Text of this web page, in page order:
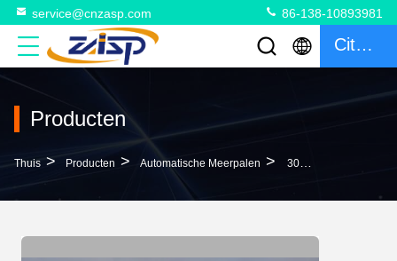
service@cnzasp.com 86-138-10893981
Citaat
Producten
Thuis > Producten > Automatische Meerpalen > 304 Roestvrijstalen Afstandsbediening Stijgende Bollarden Voor Langdurige Prestaties En 300W Stroomverbruik